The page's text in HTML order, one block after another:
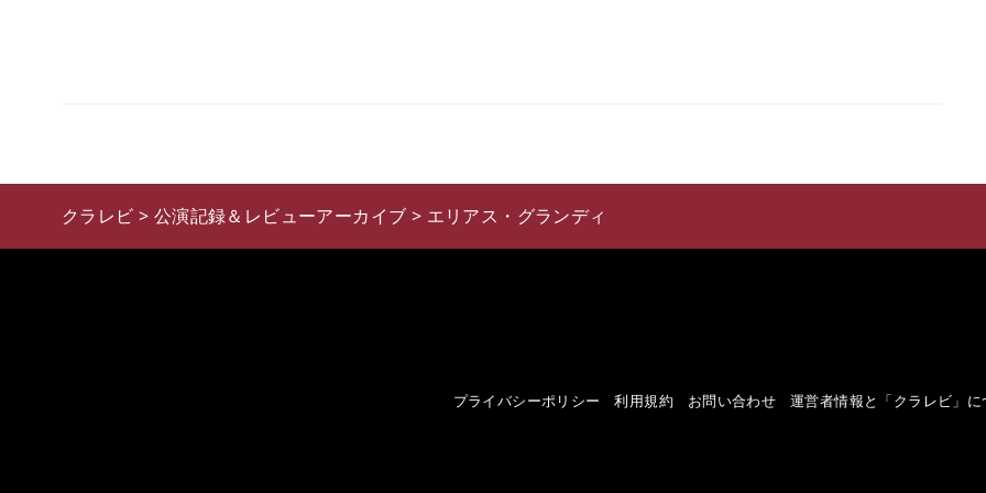
クラレビ > 公演記録＆レビューアーカイブ > エリアス・グランディ
プライバシーポリシー 利用規約 お問い合わせ 運営者情報と「クラレビ」に